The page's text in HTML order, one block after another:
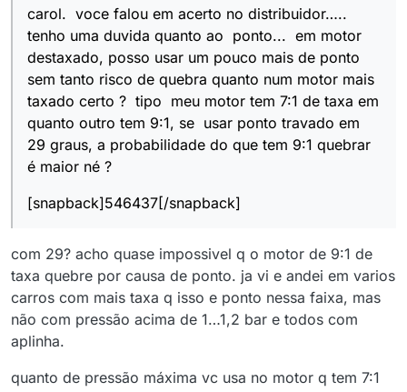
carol. voce falou em acerto no distribuidor…..
tenho uma duvida quanto ao ponto... em motor
destaxado, posso usar um pouco mais de ponto
sem tanto risco de quebra quanto num motor mais
taxado certo ? tipo meu motor tem 7:1 de taxa em
quanto outro tem 9:1, se usar ponto travado em
29 graus, a probabilidade do que tem 9:1 quebrar
é maior né ?
[snapback]546437[/snapback]
com 29? acho quase impossivel q o motor de 9:1 de
taxa quebre por causa de ponto. ja vi e andei em varios
carros com mais taxa q isso e ponto nessa faixa, mas
não com pressão acima de 1…1,2 bar e todos com
aplinha.
quanto de pressão máxima vc usa no motor q tem 7:1